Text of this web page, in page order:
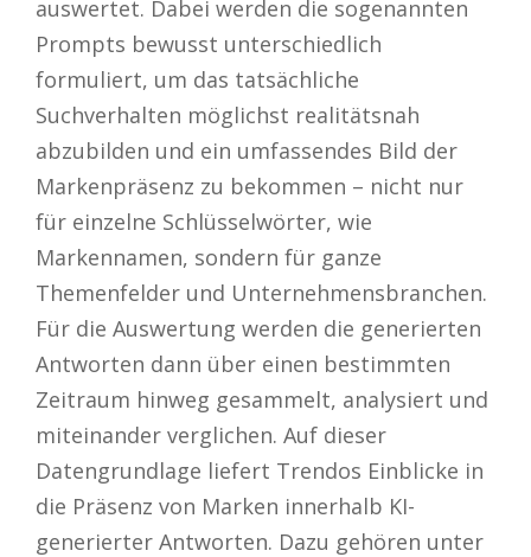
auswertet. Dabei werden die sogenannten
Prompts bewusst unterschiedlich
formuliert, um das tatsächliche
Suchverhalten möglichst realitätsnah
abzubilden und ein umfassendes Bild der
Markenpräsenz zu bekommen – nicht nur
für einzelne Schlüsselwörter, wie
Markennamen, sondern für ganze
Themenfelder und Unternehmensbranchen.
Für die Auswertung werden die generierten
Antworten dann über einen bestimmten
Zeitraum hinweg gesammelt, analysiert und
miteinander verglichen. Auf dieser
Datengrundlage liefert Trendos Einblicke in
die Präsenz von Marken innerhalb KI-
generierter Antworten. Dazu gehören unter